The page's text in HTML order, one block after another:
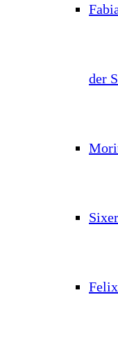
der